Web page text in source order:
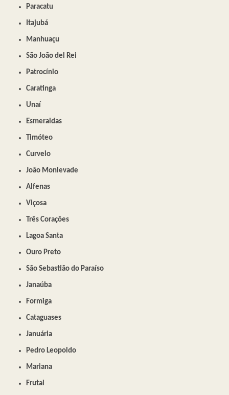
Paracatu
Itajubá
Manhuaçu
São João del Rei
Patrocínio
Caratinga
Unaí
Esmeraldas
Timóteo
Curvelo
João Monlevade
Alfenas
Viçosa
Três Corações
Lagoa Santa
Ouro Preto
São Sebastião do Paraíso
Janaúba
Formiga
Cataguases
Januária
Pedro Leopoldo
Mariana
Frutal